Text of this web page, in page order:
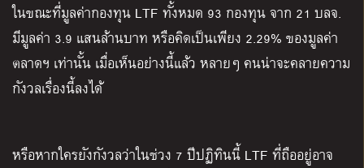
ในขณะที่มูลค่ากองทุน LTF ทั้งหมด 93 กองทุน จาก 21 บลจ.
มีมูลค่า 3.9 แสนล้านบาท หรือคิดเป็นเพียง 2.29% ของมูลค่า
ตลาดฯ เท่านั้น เมื่อเห็นอย่างนี้แล้ว หลายๆ คนน่าจะคลายความ
กังวลเรื่องนี้ลงได้
หรือหากใครยังกังวลว่าในช่วง 7 ปีปฏิทินนี้ LTF ที่ถืออยู่อาจ